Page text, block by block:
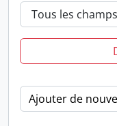
Ajouter de